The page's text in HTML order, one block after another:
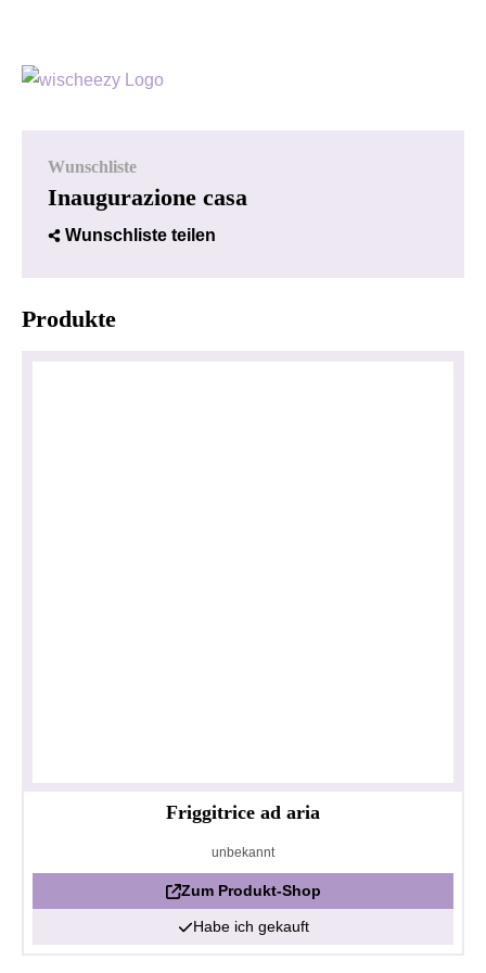
Wunschliste
Inaugurazione casa
Wunschliste teilen
Produkte
Friggitrice ad aria
unbekannt
Zum Produkt-Shop
Habe ich gekauft